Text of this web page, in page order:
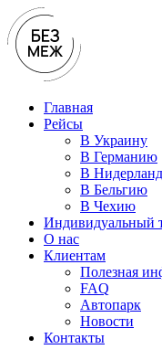
Перейти
к
содержимому
Главная
Рейсы
В Украину
В Германию
В
В Бельгию
В Чехию
Индивидуальный
О нас
Клиентам
Полезная
FAQ
Автопарк
Новости
Контакты